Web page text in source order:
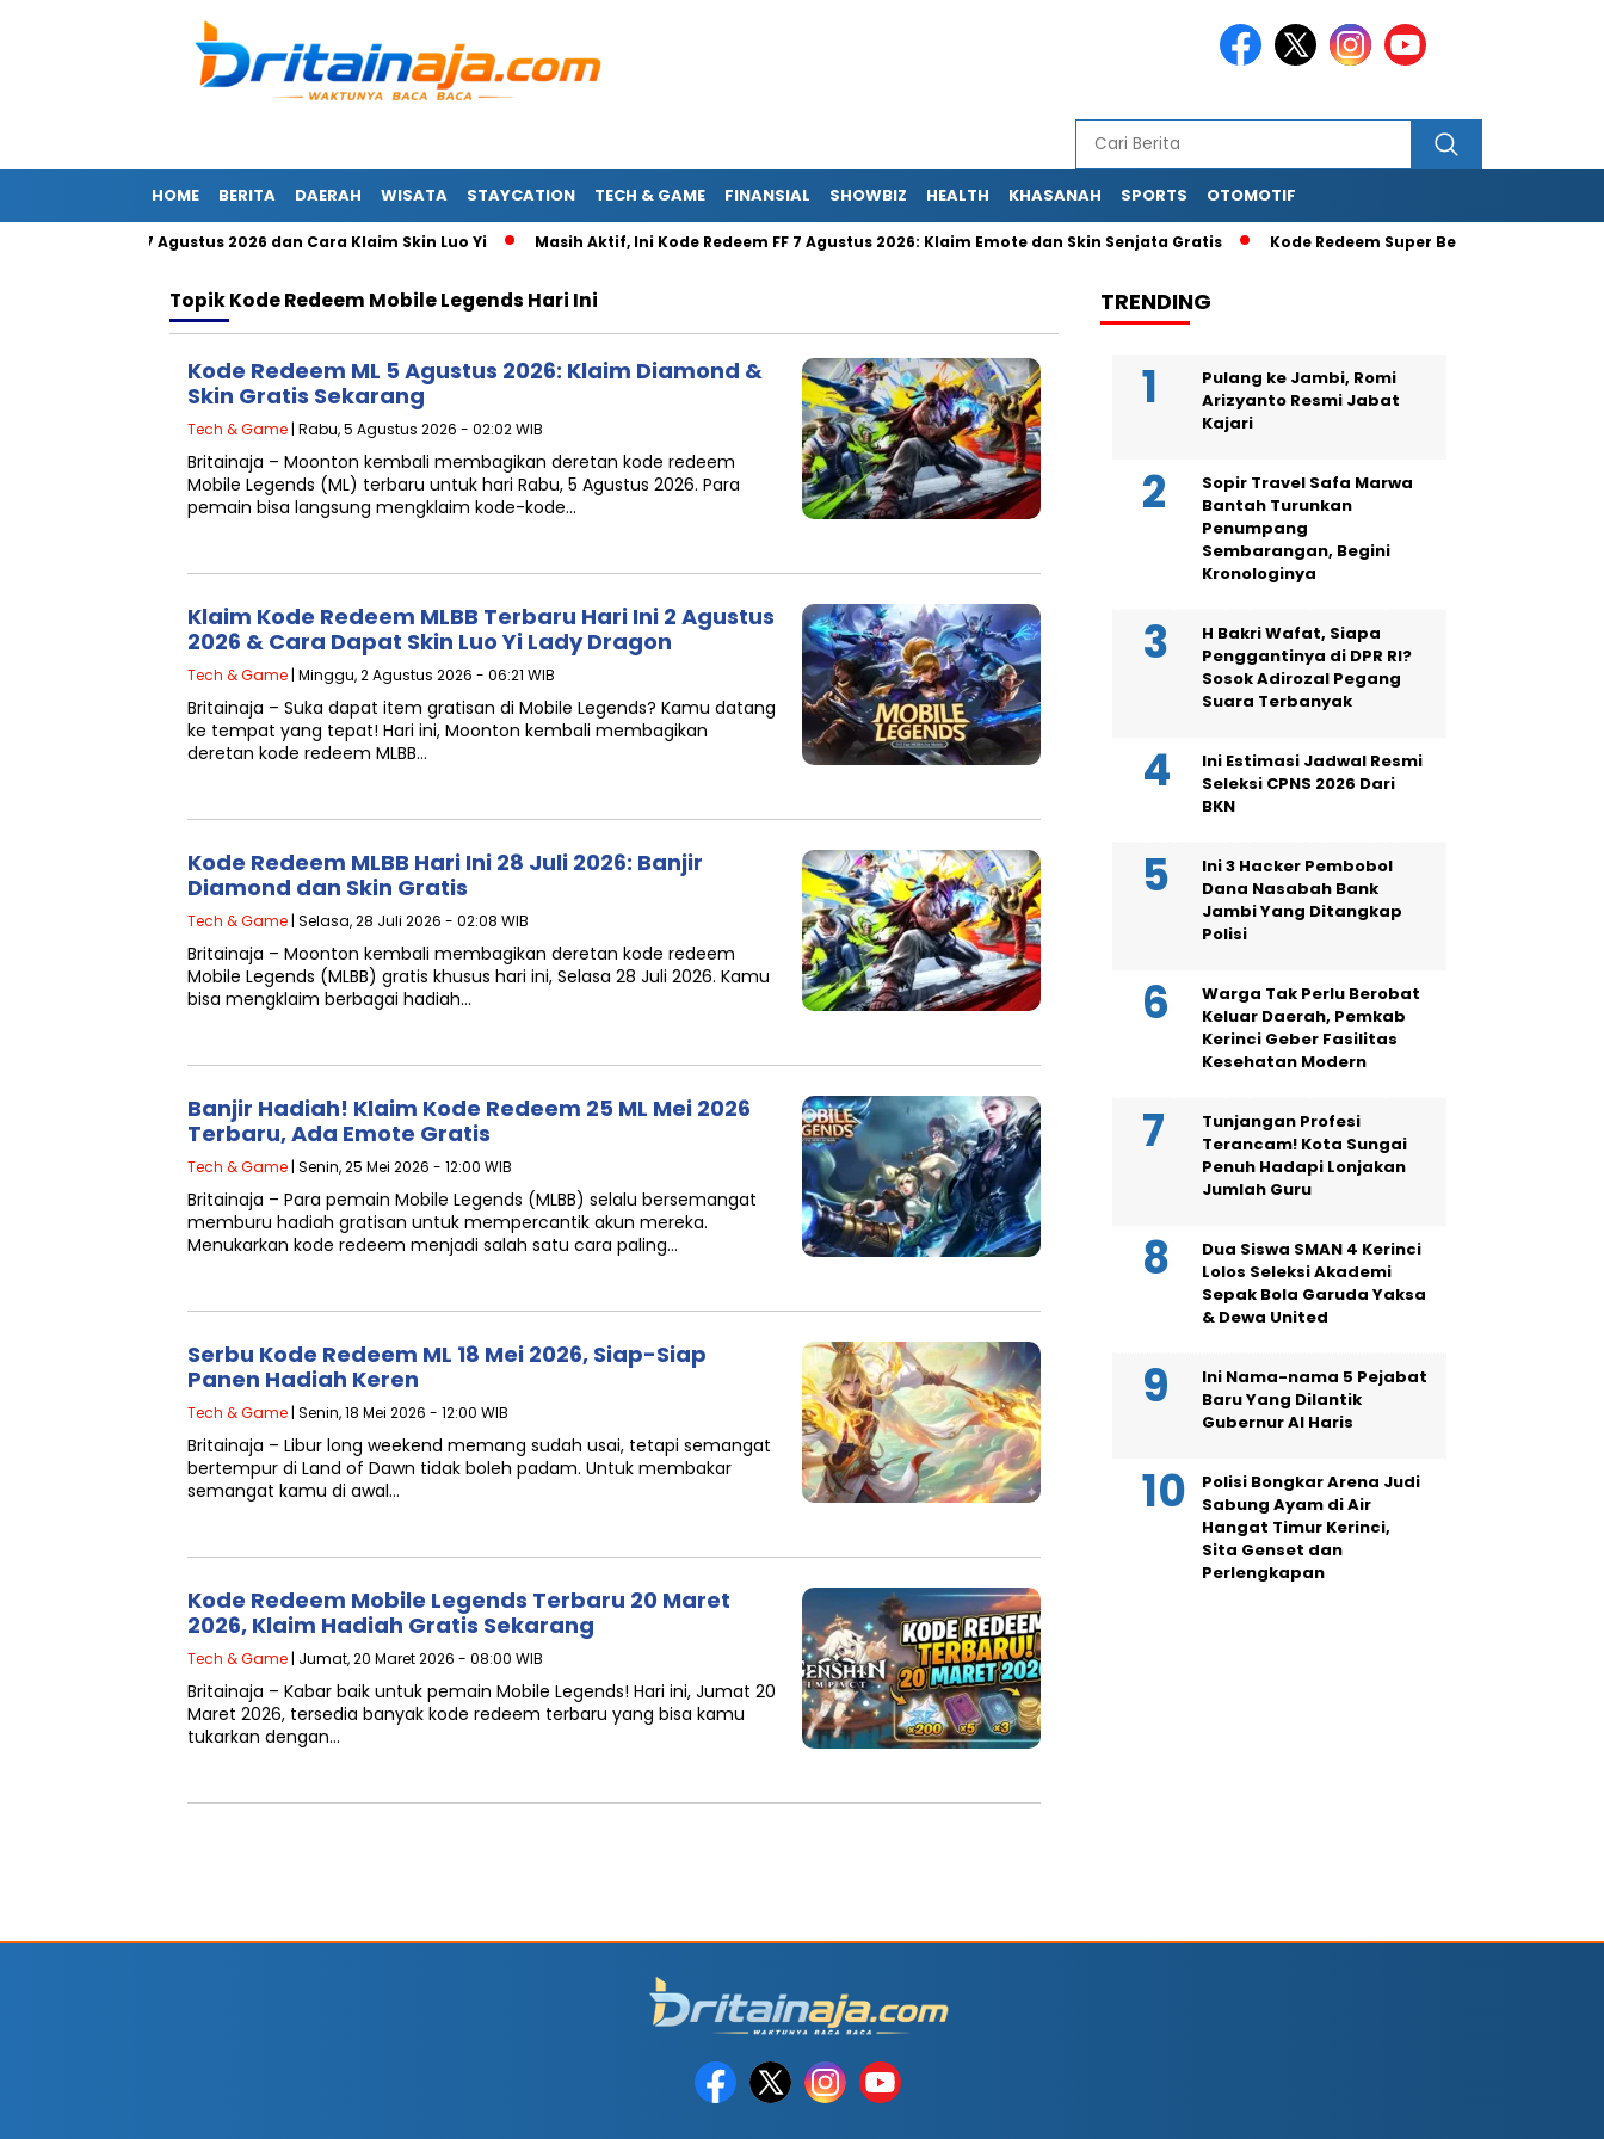
HOME BERITA DAERAH WISATA STAYCATION TECH & GAME FINANSIAL SHOWBIZ HEALTH KHASANAH SPORTS OTOMOTIF
Terbaru 7 Agustus 2026 dan Cara Klaim Skin Luo Yi Masih Aktif, Ini Kode Redeem FF 7 Agustus 2026: Klaim Emote dan Skin Senjata Gratis Kode Redeem Super Bear Adventure
TopikKode Redeem Mobile Legends Hari Ini
Kode Redeem ML 5 Agustus 2026: Klaim Diamond &
Skin Gratis Sekarang
Tech & Game | Rabu, 5 Agustus 2026 - 02:02 WIB
Britainaja – Moonton kembali membagikan deretan kode redeem
Mobile Legends (ML) terbaru untuk hari Rabu, 5 Agustus 2026. Para
pemain bisa langsung mengklaim kode-kode…
Klaim Kode Redeem MLBB Terbaru Hari Ini 2 Agustus
2026 & Cara Dapat Skin Luo Yi Lady Dragon
Tech & Game | Minggu, 2 Agustus 2026 - 06:21 WIB
Britainaja – Suka dapat item gratisan di Mobile Legends? Kamu datang
ke tempat yang tepat! Hari ini, Moonton kembali membagikan
deretan kode redeem MLBB…
Kode Redeem MLBB Hari Ini 28 Juli 2026: Banjir
Diamond dan Skin Gratis
Tech & Game | Selasa, 28 Juli 2026 - 02:08 WIB
Britainaja – Moonton kembali membagikan deretan kode redeem
Mobile Legends (MLBB) gratis khusus hari ini, Selasa 28 Juli 2026. Kamu
bisa mengklaim berbagai hadiah…
Banjir Hadiah! Klaim Kode Redeem 25 ML Mei 2026
Terbaru, Ada Emote Gratis
Tech & Game | Senin, 25 Mei 2026 - 12:00 WIB
Britainaja – Para pemain Mobile Legends (MLBB) selalu bersemangat
memburu hadiah gratisan untuk mempercantik akun mereka.
Menukarkan kode redeem menjadi salah satu cara paling…
Serbu Kode Redeem ML 18 Mei 2026, Siap-Siap
Panen Hadiah Keren
Tech & Game | Senin, 18 Mei 2026 - 12:00 WIB
Britainaja – Libur long weekend memang sudah usai, tetapi semangat
bertempur di Land of Dawn tidak boleh padam. Untuk membakar
semangat kamu di awal…
Kode Redeem Mobile Legends Terbaru 20 Maret
2026, Klaim Hadiah Gratis Sekarang
Tech & Game | Jumat, 20 Maret 2026 - 08:00 WIB
Britainaja – Kabar baik untuk pemain Mobile Legends! Hari ini, Jumat 20
Maret 2026, tersedia banyak kode redeem terbaru yang bisa kamu
tukarkan dengan…
TRENDING
Pulang ke Jambi, Romi
Arizyanto Resmi Jabat
Kajari
Sopir Travel Safa Marwa
Bantah Turunkan
Penumpang
Sembarangan, Begini
Kronologinya
H Bakri Wafat, Siapa
Penggantinya di DPR RI?
Sosok Adirozal Pegang
Suara Terbanyak
Ini Estimasi Jadwal Resmi
Seleksi CPNS 2026 Dari
BKN
Ini 3 Hacker Pembobol
Dana Nasabah Bank
Jambi Yang Ditangkap
Polisi
Warga Tak Perlu Berobat
Keluar Daerah, Pemkab
Kerinci Geber Fasilitas
Kesehatan Modern
Tunjangan Profesi
Terancam! Kota Sungai
Penuh Hadapi Lonjakan
Jumlah Guru
Dua Siswa SMAN 4 Kerinci
Lolos Seleksi Akademi
Sepak Bola Garuda Yaksa
& Dewa United
Ini Nama-nama 5 Pejabat
Baru Yang Dilantik
Gubernur Al Haris
Polisi Bongkar Arena Judi
Sabung Ayam di Air
Hangat Timur Kerinci,
Sita Genset dan
Perlengkapan